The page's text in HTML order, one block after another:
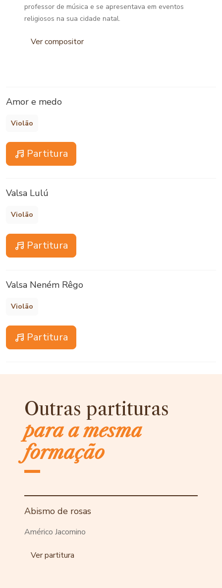
professor de música e se apresentava em eventos
religiosos na sua cidade natal.
Ver compositor
Amor e medo
Violão
Partitura
Valsa Lulú
Violão
Partitura
Valsa Neném Rêgo
Violão
Partitura
Outras partituras
para a mesma
formação
Abismo de rosas
Américo Jacomino
Ver partitura